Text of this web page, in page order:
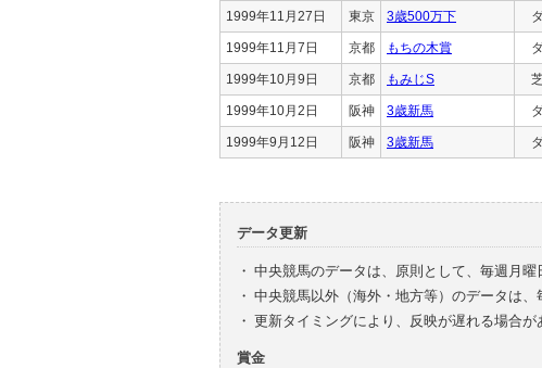
1999年11月27日 東京 3歳500万下
1999年11月7日 京都 もちの木賞
1999年10月9日 京都 もみじS
1999年10月2日 阪神 3歳新馬
1999年9月12日 阪神 3歳新馬
データ更新
・ 中央競馬のデータは、原則として、毎週月曜
・ 中央競馬以外（海外・地方等）のデータは、
・ 更新タイミングにより、反映が遅れる場合が
賞金